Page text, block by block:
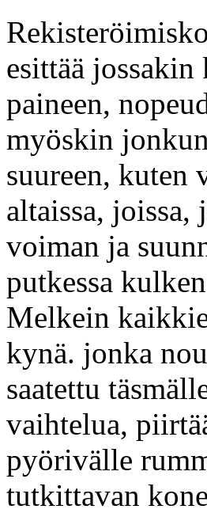
esittää jossakin
paineen,
myöskin
suureen, kuten
altaissa, joissa,
voiman ja
putkessa
Melkein
kynä. jonka
saatettu
vaihtelua,
pyörivälle
tutkittavan